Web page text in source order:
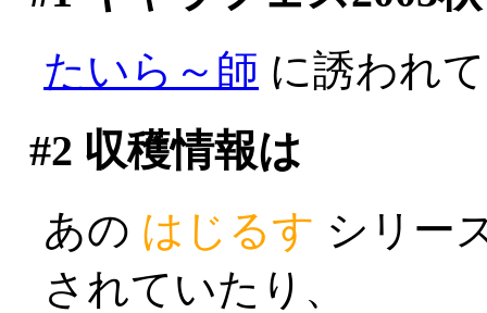
たいら～師 に誘われ
#2 収穫情報は
あの はじるす シリー
されていたり、